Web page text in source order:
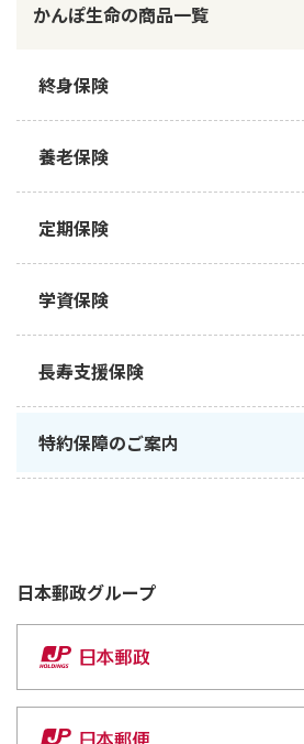
採卵術
なります。
かんぽ生命先進医療百科
お支払いできる事例とできない事
かんぽ生命の商品一覧
終身保険
終身保険について
つなぐ幸せ
養老保険
養老保険について
定期保険
学資保険
長寿支援保険
特約保障のご案内
日本郵政グループ